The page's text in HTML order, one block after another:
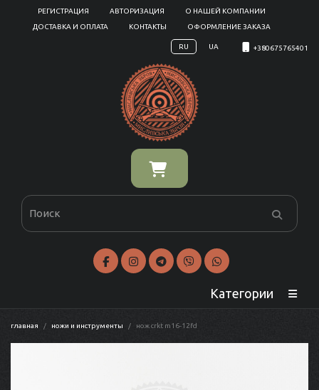
РЕГИСТРАЦИЯ АВТОРИЗАЦИЯ
О НАШЕЙ КОМПАНИИ
ДОСТАВКА И ОПЛАТА
КОНТАКТЫ ОФОРМЛЕНИЕ ЗАКАЗА
RU UA +380675765401
Категории
главная ножи и инструменты нож crkt m16-12fd